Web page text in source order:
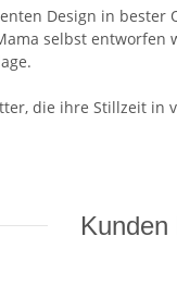
Design in
selbst
die ihre Stillzeit